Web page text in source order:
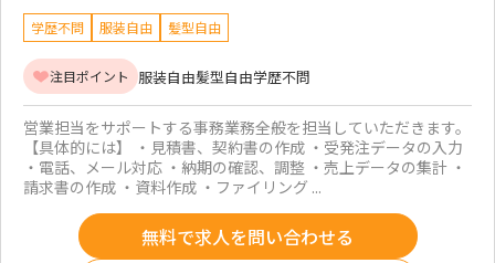
学歴不問 服装自由 髪型自由
注目ポイント 服装自由髪型自由学歴不問
営業担当をサポートする事務業務全般を担当していただきます。
【具体的には】 ・見積書、契約書の作成 ・受発注データの入力
・電話、メール対応 ・納期の確認、調整 ・売上データの集計 ・
請求書の作成 ・資料作成 ・ファイリング ...
無料で求人を問い合わせる